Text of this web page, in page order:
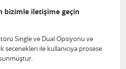
bizimle iletişime geçin
Single ve Dual Opsiyonu ve
ile kullanıcıya prosese